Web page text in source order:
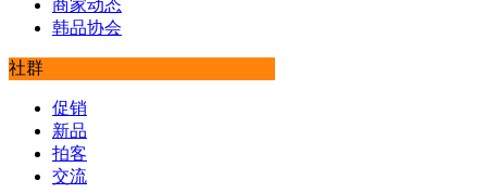
商家动态
韩品协会
社群
促销
新品
拍客
交流